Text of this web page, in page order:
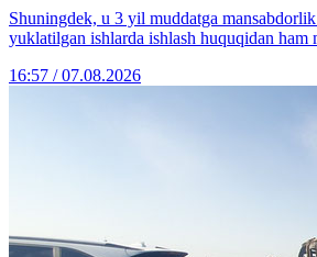
Shuningdek, u 3 yil muddatga
yuklatilgan ishlarda ishlash huquqidan ham
16:57 / 07.08.2026